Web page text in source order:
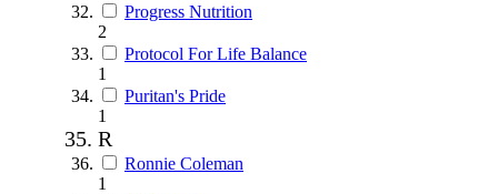
Progress Nutrition
2
Protocol For Life Balance
1
Puritan's Pride
1
R
Ronnie Coleman
1